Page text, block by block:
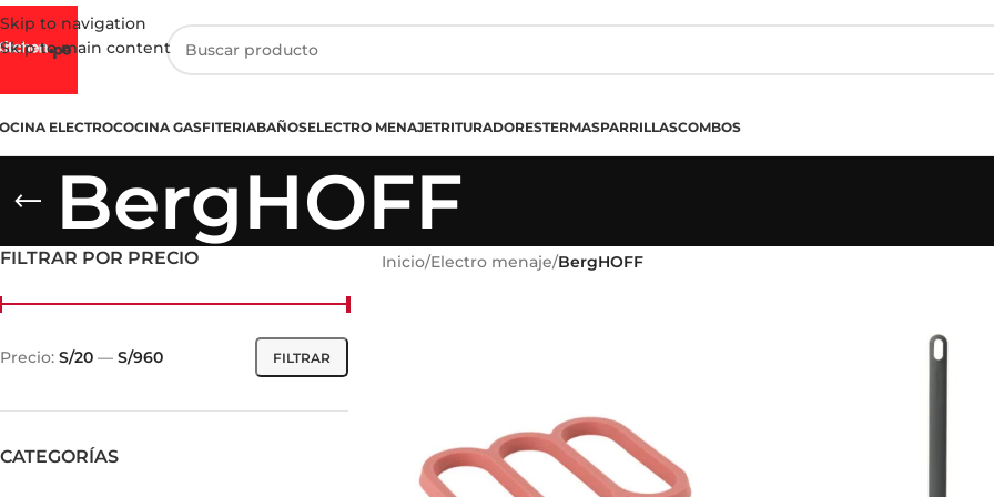
Skip to navigation
Skip to main content
ELECTROCOCINA GASFITERIABAÑOSELECTRO MENAJETRITURADORESTERMASPARRILLASCOMBOS
BergHOFF
FILTRAR POR PRECIO
FILTRAR
Precio: S/20 — S/960
CATEGORÍAS
Inicio/Electro menaje/BergHOFF